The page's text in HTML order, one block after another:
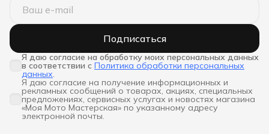
Подписаться
Я даю согласие на обработку моих персональных данных
в соответствии с Политика обработки персональных
данных
Я даю согласие на получение информационных и
рекламных сообщений о товарах, акциях, специальных
предложениях, сервисных услугах и новостях магазина
«Моя Мото Мастерская» по указанному адресу
электронной почты.